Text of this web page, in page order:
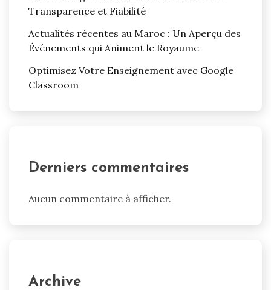
Transparence et Fiabilité
Actualités récentes au Maroc : Un Aperçu des
Événements qui Animent le Royaume
Optimisez Votre Enseignement avec Google
Classroom
Derniers commentaires
Aucun commentaire à afficher.
Archive